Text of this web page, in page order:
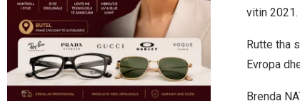
vitin 2021.
Rutte tha
Evropa
Brenda